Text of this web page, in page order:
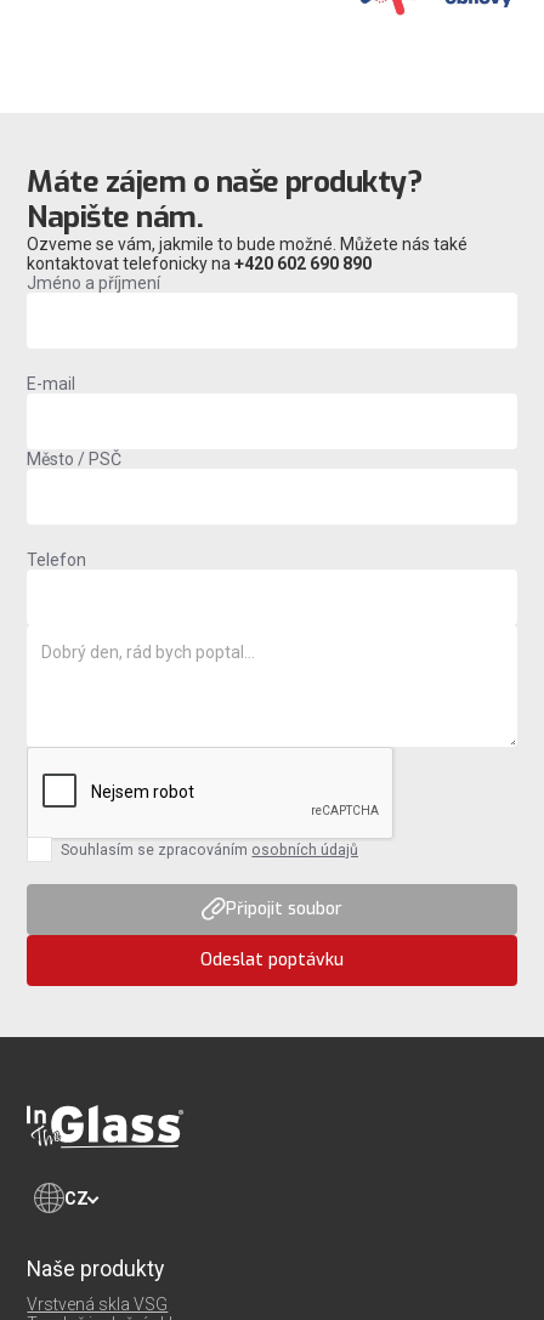
Máte zájem o naše produkty?
Napište nám.
Ozveme se vám, jakmile to bude možné. Můžete nás také
kontaktovat telefonicky na+420 602 690 890
Jméno a příjmení
E-mail
Město / PSČ
Telefon
Souhlasím se zpracováním osobních údajů
Připojit soubor
Odeslat poptávku
CZ
Naše produkty
Vrstvená skla VSG